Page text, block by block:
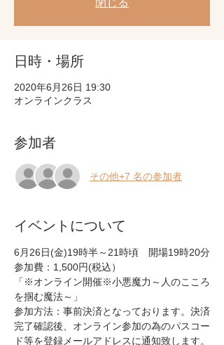
閉じる
日時・場所
2020年6月26日 19:30
オンラインクラス
参加者
その他+7 名の参加者
イベントについて
6月26日(金)19時半～21時頃　開場19時20分
参加費：1,500円(税込）
「※オンライン開催※小悪魔力～人のこころ
を掴む魔法～」
参加方法：事前決済となっております。決済
完了確認後、オンライン参加の為のパスコー
ド等を登録メールアドレスに通知致します。